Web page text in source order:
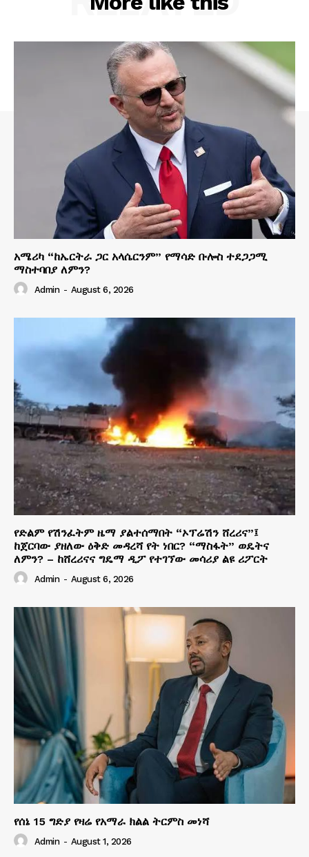
አሜሪካ “ከኤርትራ ጋር አላሴርንም” የማሳድ ቡሎስ ተደጋጋሚ
ማስተባበያ ለምን?
Admin - August 6, 2026
የድልም የሽንፈትም ዜማ ያልተሰማበት “ኦፕሬሽን ሸረሪና”፤
ከጀርባው ያዘለው ዕቅድ መዳረሻ የት ነበር? “ማስፋት” ወዴትና
ለምን? – ከሸረሪናና ግዴማ ዲፖ የተገኘው መሳሪያ ልዩ ሪፖርት
Admin - August 6, 2026
የሰኔ 15 ግድያ የዛሬ የአማራ ክልል ትርምስ መነሻ
Admin - August 1, 2026